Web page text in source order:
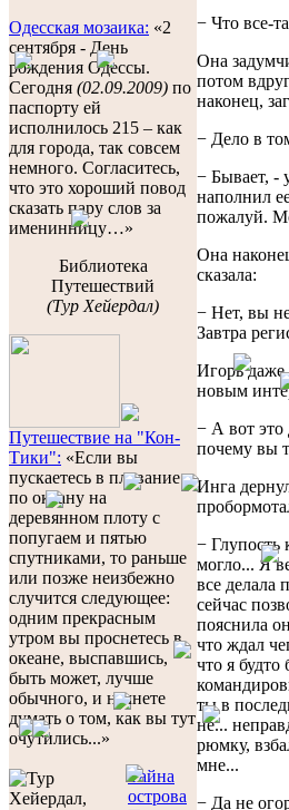
Одесская мозаика: «2
сентября - День
рождения Одессы.
Сегодня (02.09.2009) по
паспорту ей
исполнилось 215 – как
для города, так совсем
немного. Согласитесь,
что это хороший повод
сказать пару слов за
именинницу…»
Библиотека
Путешествий
(Тур Хейердал)
Путешествие на "Кон-
Тики": «Если вы
пускаетесь в плавание
по океану на
деревянном плоту с
попугаем и пятью
спутниками, то раньше
или позже неизбежно
случится следующее:
одним прекрасным
утром вы проснетесь в
океане, выспавшись,
быть может, лучше
обычного, и начнете
думать о том, как вы тут
очутились...»
Тайна
острова
− Что все-
Она
потом
наконец,
− Дело в
− Бывает, -
наполнил
пожалуй.
Она
сказала:
− Нет, вы
Завтра
Игорь даже
новым
− А вот это
почему вы
Инга
− Глупость
могло... Я
все делала
сейчас
пояснила
что ждал
что я будто
ты в
не...
рюмку,
мне...
− Да не